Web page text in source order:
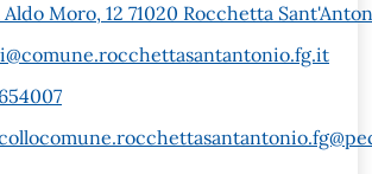
Aldo Moro, 12 71020 Rocchetta